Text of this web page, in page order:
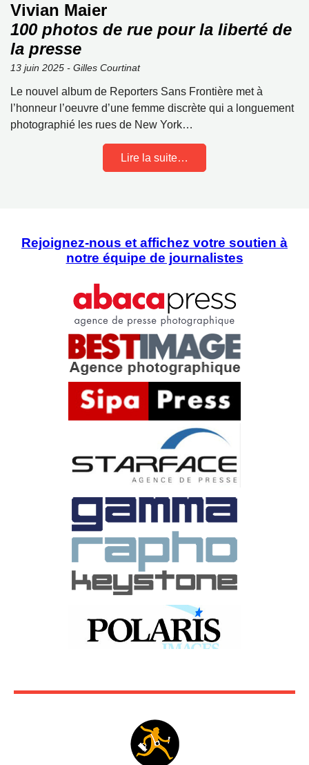
Vivian Maier
100 photos de rue pour la liberté de
la presse
13 juin 2025 - Gilles Courtinat
Le nouvel album de Reporters Sans Frontière met à
l’honneur l’oeuvre d’une femme discrète qui a longuement
photographié les rues de New York…
Lire la suite…
Rejoignez-nous et affichez votre soutien à
notre équipe de journalistes